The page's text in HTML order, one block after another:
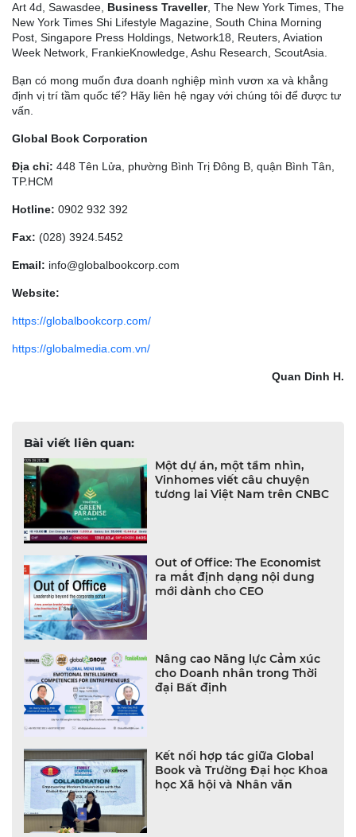
Art 4d, Sawasdee, Business Traveller, The New York Times, The
New York Times Shi Lifestyle Magazine, South China Morning
Post, Singapore Press Holdings, Network18, Reuters, Aviation
Week Network, FrankieKnowledge, Ashu Research, ScoutAsia.
Bạn có mong muốn đưa doanh nghiệp mình vươn xa và khẳng
định vị trí tầm quốc tế? Hãy liên hệ ngay với chúng tôi để được tư
vấn.
Global Book Corporation
Địa chỉ: 448 Tên Lửa, phường Bình Trị Đông B, quận Bình Tân,
TP.HCM
Hotline: 0902 932 392
Fax: (028) 3924.5452
Email: info@globalbookcorp.com
Website:
https://globalbookcorp.com/
https://globalmedia.com.vn/
Quan Dinh H.
Bài viết liên quan:
Một dự án, một tầm nhìn,
Vinhomes viết câu chuyện
tương lai Việt Nam trên CNBC
Out of Office: The Economist
ra mắt định dạng nội dung
mới dành cho CEO
Nâng cao Năng lực Cảm xúc
cho Doanh nhân trong Thời
đại Bất định
Kết nối hợp tác giữa Global
Book và Trường Đại học Khoa
học Xã hội và Nhân văn